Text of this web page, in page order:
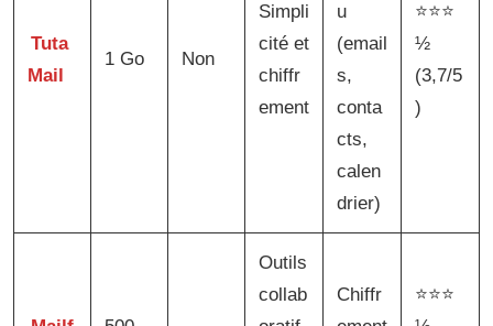
Tuta
Mail
1 Go Non
Simpli
cité et
chiffr
ement
u
(email
s,
conta
cts,
calen
drier)
⭐⭐⭐
½
(3,7/5
)
Outils
collab
Chiffr
⭐⭐⭐